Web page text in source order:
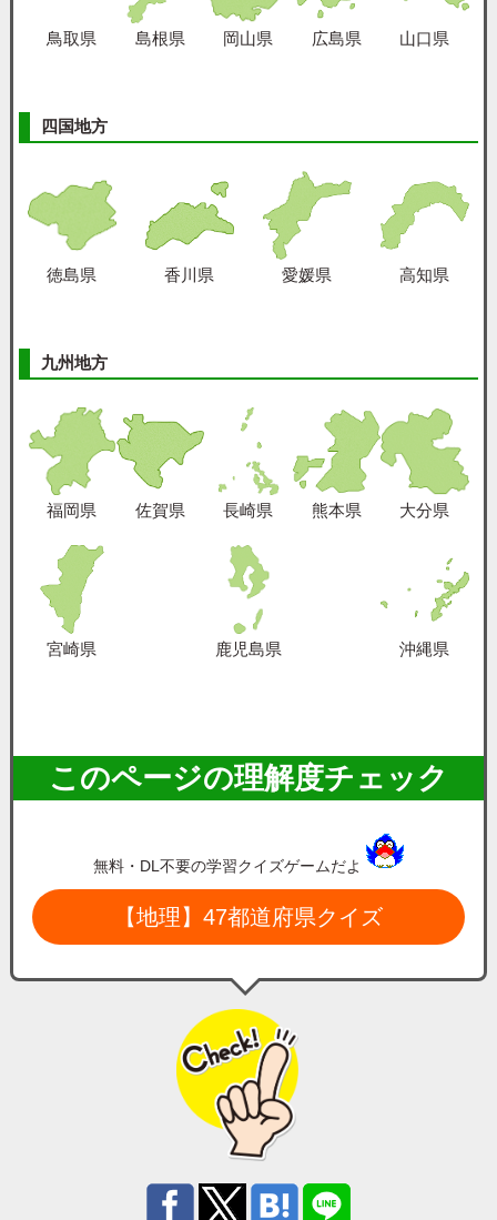
鳥取県 島根県 岡山県 広島県 山口県
四国地方
徳島県 香川県 愛媛県 高知県
九州地方
福岡県 佐賀県 長崎県 熊本県 大分県
宮崎県 鹿児島県 沖縄県
このページの理解度チェック
無料・DL不要の学習クイズゲームだよ
【地理】47都道府県クイズ